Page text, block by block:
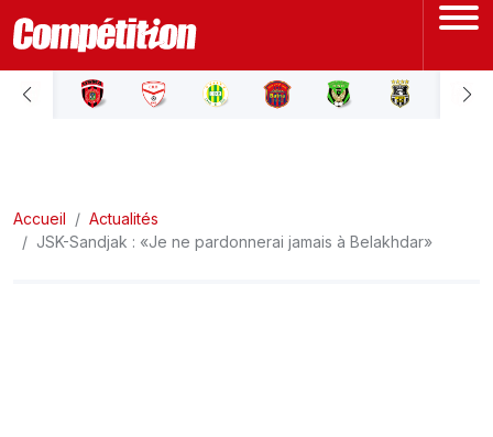
ACCUEIL
LIGUE 2
Accueil
Actualités
JSK-Sandjak : «Je ne pardonnerai jamais à Belakhdar»